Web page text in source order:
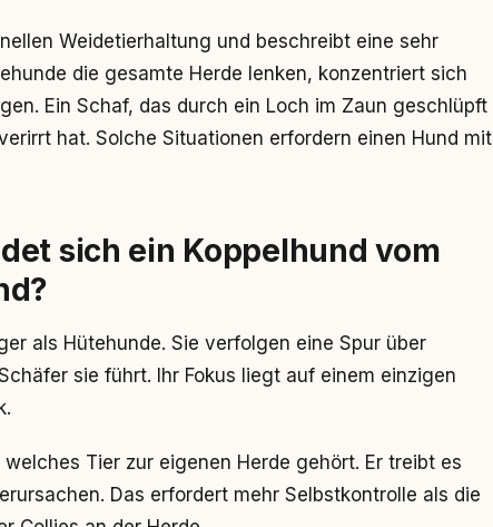
Weidetierhaltung und beschreibt eine sehr
die gesamte Herde lenken, konzentriert sich
Ein Schaf, das durch ein Loch im Zaun geschlüpft
hat. Solche Situationen erfordern einen Hund mit
sich ein Koppelhund vom
als Hütehunde. Sie verfolgen eine Spur über
sie führt. Ihr Fokus liegt auf einem einzigen
Tier zur eigenen Herde gehört. Er treibt es
Das erfordert mehr Selbstkontrolle als die